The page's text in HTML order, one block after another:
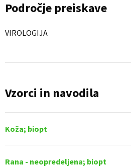
Področje preiskave
VIROLOGIJA
Vzorci in navodila
Koža; biopt
Rana - neopredeljena; biopt